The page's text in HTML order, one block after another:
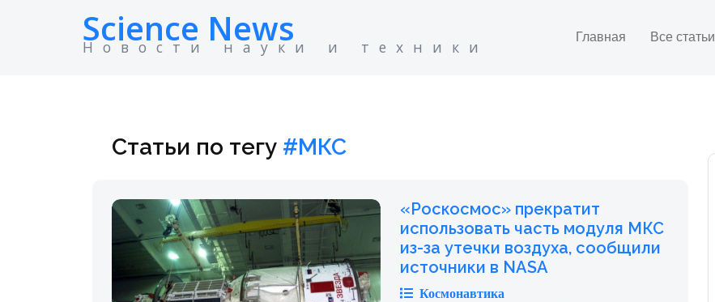
Science News
Новости науки и техники
Главная Все статьи
Статьи по тегу #МКС
«Роскосмос» прекратит
использовать часть модуля МКС
из-за утечки воздуха, сообщили
источники в NASA
Космонавтика